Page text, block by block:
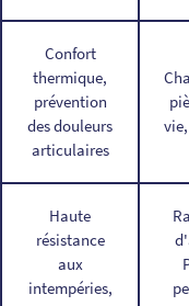
Confort
thermique,
prévention
des douleurs
articulaires
vie,
Haute
résistance
aux
intempéries,